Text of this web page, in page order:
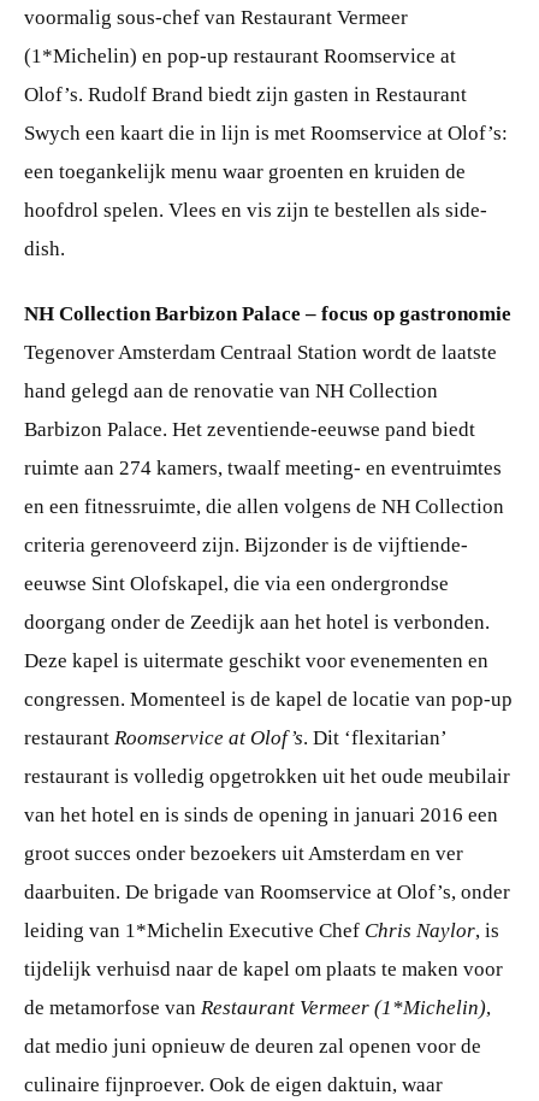
voormalig sous-chef van Restaurant Vermeer
(1*Michelin) en pop-up restaurant Roomservice at
Olof’s. Rudolf Brand biedt zijn gasten in Restaurant
Swych een kaart die in lijn is met Roomservice at Olof’s:
een toegankelijk menu waar groenten en kruiden de
hoofdrol spelen. Vlees en vis zijn te bestellen als side-
dish.
NH Collection Barbizon Palace – focus op gastronomie
Tegenover Amsterdam Centraal Station wordt de laatste
hand gelegd aan de renovatie van NH Collection
Barbizon Palace. Het zeventiende-eeuwse pand biedt
ruimte aan 274 kamers, twaalf meeting- en eventruimtes
en een fitnessruimte, die allen volgens de NH Collection
criteria gerenoveerd zijn. Bijzonder is de vijftiende-
eeuwse Sint Olofskapel, die via een ondergrondse
doorgang onder de Zeedijk aan het hotel is verbonden.
Deze kapel is uitermate geschikt voor evenementen en
congressen. Momenteel is de kapel de locatie van pop-up
restaurant Roomservice at Olof’s. Dit ‘flexitarian’
restaurant is volledig opgetrokken uit het oude meubilair
van het hotel en is sinds de opening in januari 2016 een
groot succes onder bezoekers uit Amsterdam en ver
daarbuiten. De brigade van Roomservice at Olof’s, onder
leiding van 1*Michelin Executive Chef Chris Naylor, is
tijdelijk verhuisd naar de kapel om plaats te maken voor
de metamorfose van Restaurant Vermeer (1*Michelin),
dat medio juni opnieuw de deuren zal openen voor de
culinaire fijnproever. Ook de eigen daktuin, waar